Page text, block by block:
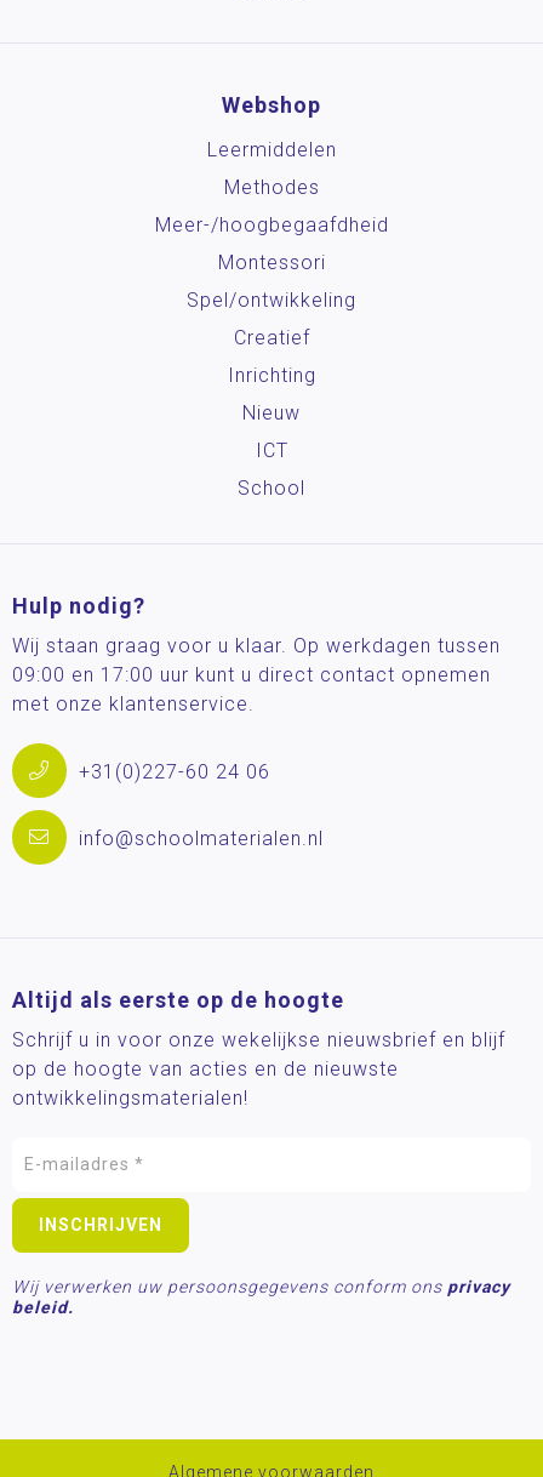
Webshop
Leermiddelen
Methodes
Meer-/hoog­begaafdheid
Montessori
Spel/ontwikkeling
Creatief
Inrichting
Nieuw
ICT
School
Hulp nodig?
Wij staan graag voor u klaar. Op werkdagen tussen
09:00 en 17:00 uur kunt u direct contact opnemen
met onze klantenservice.
+31(0)227-60 24 06
info@schoolmaterialen.nl
Altijd als eerste op de hoogte
Schrijf u in voor onze wekelijkse nieuwsbrief en blijf
op de hoogte van acties en de nieuwste
ontwikkelingsmaterialen!
Wij verwerken uw persoonsgegevens conform ons privacy
beleid.
Algemene voorwaarden